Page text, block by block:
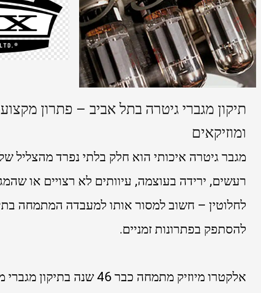
תיקון מגברי גיטרה בתל אביב – פתרון
ומוזיקאים
מגבר גיטרה איכותי הוא חלק בלתי נפרד מהצליל
רעשים, ירידה בעוצמה, עיוותים לא רצויים או
לחלוטין – חשוב למסור אותו למעבדה המתמחה
להסתפק בפתרונות זמניים.
אלקטרו מיוזיק מתמחה כבר 46 שנה